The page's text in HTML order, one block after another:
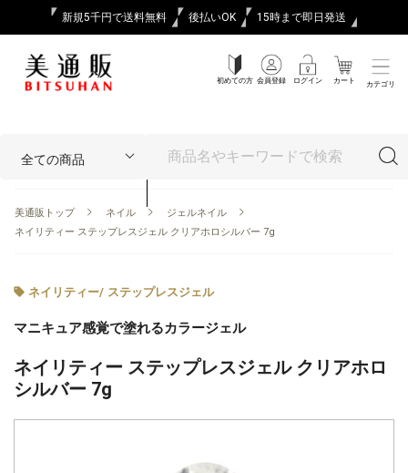
新規5千円で送料無料 後払いOK 15時まで即日発送
初めての方 会員登録 ログイン カート カテゴリ
美通販トップ ネイル
ジェルネイル
ネイリティー ステップレスジェル クリアホロシルバー 7g
ネイリティー/ ステップレスジェル
マニキュア感覚で塗れるカラージェル
ネイリティー ステップレスジェル クリアホロ
シルバー 7g